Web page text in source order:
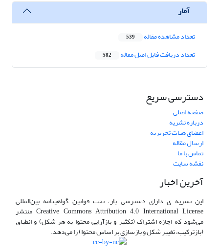
آمار
تعداد مشاهده مقاله 539
تعداد دریافت فایل اصل مقاله 582
دسترسی سریع
صفحه اصلی
درباره نشریه
اعضای هیات تحریریه
ارسال مقاله
تماس با ما
نقشه سایت
آخرین اخبار
این نشریه ی دارای دسترسی باز، تحت قوانین گواهینامه بین‌المللی
Creative Commons Attribution 4.0 International License منتشر
می‌شود که اجازه اشتراک (تکثیر و بازآرایی محتوا به هر شکل) و انطباق
(بازترکیب، تغییر شکل و بازسازی بر اساس محتوا) را می‌دهد.